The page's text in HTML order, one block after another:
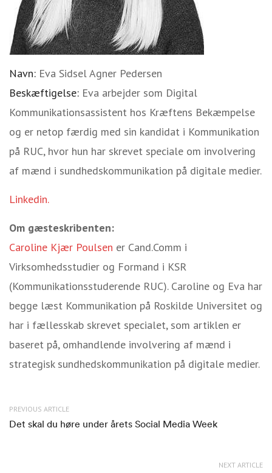
Navn: Eva Sidsel Agner Pedersen
Beskæftigelse: Eva arbejder som Digital
Kommunikationsassistent hos Kræftens Bekæmpelse
og er netop færdig med sin kandidat i Kommunikation
på RUC, hvor hun har skrevet speciale om involvering
af mænd i sundhedskommunikation på digitale medier.
Linkedin.
Om gæsteskribenten:
Caroline Kjær Poulsen er Cand.Comm i
Virksomhedsstudier og Formand i KSR
(Kommunikationsstuderende RUC). Caroline og Eva har
begge læst Kommunikation på Roskilde Universitet og
har i fællesskab skrevet specialet, som artiklen er
baseret på, omhandlende involvering af mænd i
strategisk sundhedskommunikation på digitale medier.
PREVIOUS ARTICLE
Det skal du høre under årets Social Media Week
NEXT ARTICLE